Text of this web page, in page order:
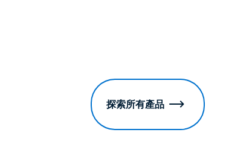
探索所有產品